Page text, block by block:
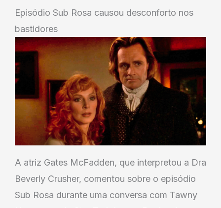
Episódio Sub Rosa causou desconforto nos
bastidores
A atriz Gates McFadden, que interpretou a Dra
Beverly Crusher, comentou sobre o episódio
Sub Rosa durante uma conversa com Tawny